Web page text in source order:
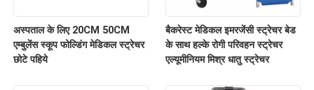
अस्पताल के लिए 20CM 50CM
एम्बुलेंस स्कूप फोल्डिंग मेडिकल स्ट्रेचर
छोटे पहिये
बैकरेस्ट मेडिकल इमरजेंसी स्ट्रेचर बेड
के साथ हल्के रोगी परिवहन स्ट्रेचर
एल्यूमीनियम मिश्र धातु स्ट्रेचर